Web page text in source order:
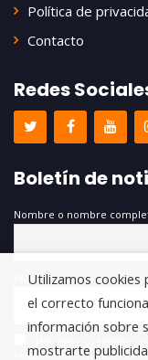
Política de
Contacto
Redes
Boletín de
Nombre o nombre
Email
responsable del
Utilizamos
el correcto
información sobre
mostrarte